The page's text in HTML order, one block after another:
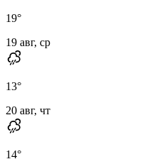
19°
19 авг, ср
13°
20 авг, чт
14°